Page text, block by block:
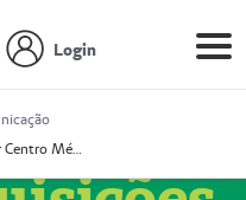
Login
Prestador Centro Médico Vitória Ltda, 51004350-4: Centro Médico Vitória Ltda (Nome Fantasia: Policlínica Master)